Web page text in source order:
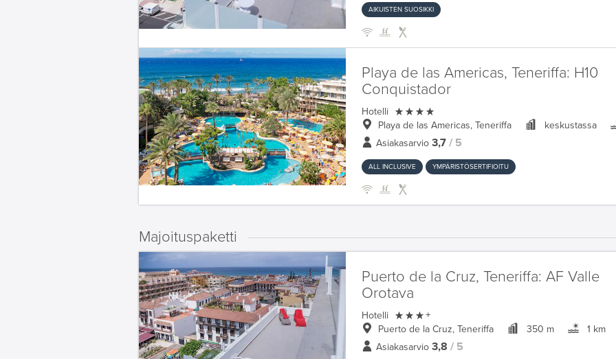
AIKUISTEN SUOSIKKI
Playa de las Americas, Teneriffa: H10
Conquistador
Hotelli 
Playa de las Americas, Teneriffa
keskustassa
Asiakasarvio 3,7/ 5
ALL INCLUSIVE YMPÄRISTÖSERTIFIOITU
Majoituspaketti
Puerto de la Cruz, Teneriffa: AF Valle
Orotava
Hotelli  +
Puerto de la Cruz, Teneriffa 350 m
1 km
Asiakasarvio 3,8/ 5